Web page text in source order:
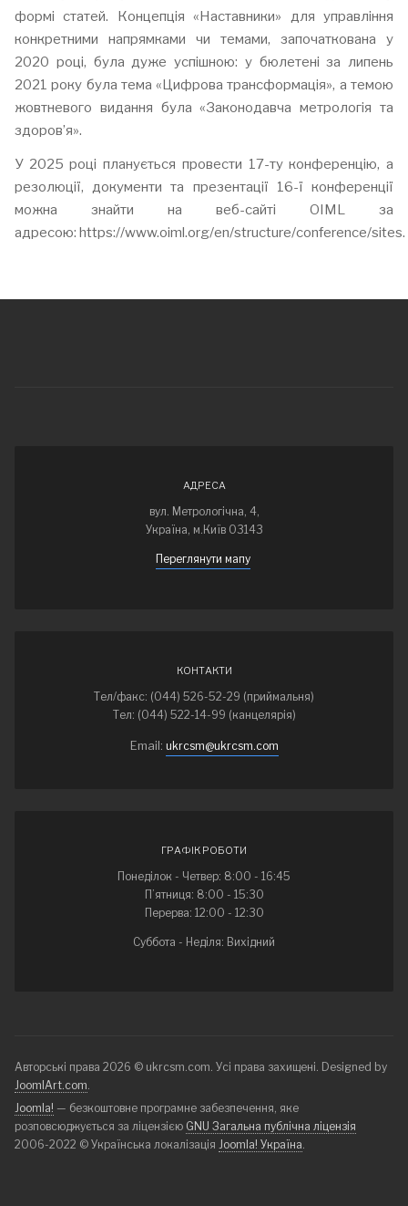
формі статей. Концепція «Наставники» для управління
конкретними напрямками чи темами, започаткована у
2020 році, була дуже успішною: у бюлетені за липень
2021 року була тема «Цифрова трансформація», а темою
жовтневого видання була «Законодавча метрологія та
здоров’я».
У 2025 році планується провести 17-ту конференцію, а
резолюції, документи та презентації 16-ї конференції
можна знайти на веб-сайті OIML за
адресою: https://www.oiml.org/en/structure/conference/sites.
АДРЕСА
вул. Метрологічна, 4,
Україна, м.Київ 03143
Переглянути мапу
КОНТАКТИ
Тел/факс: (044) 526-52-29 (приймальня)
Тел: (044) 522-14-99 (канцелярія)
Email: ukrcsm@ukrcsm.com
ГРАФІК РОБОТИ
Понеділок - Четвер: 8:00 - 16:45
П’ятниця: 8:00 - 15:30
Перерва: 12:00 - 12:30
Суббота - Неділя: Вихідний
Авторські права 2026 © ukrcsm.com. Усі права захищені. Designed by
JoomlArt.com.
Joomla! — безкоштовне програмне забезпечення, яке
розповсюджується за ліцензією GNU Загальна публічна ліцензія
2006-2022 © Українська локалізація Joomla! Україна.